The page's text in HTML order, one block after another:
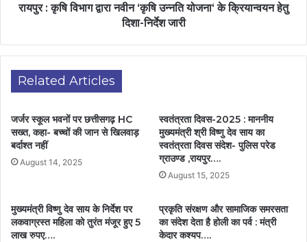
रायपुर : कृषि विभाग द्वारा नवीन ‘कृषि उन्नति योजना‘ के क्रियान्वयन हेतु
दिशा-निर्देश जारी
Related Articles
जर्जर स्कूल भवनों पर छत्तीसगढ़ HC
सख्त, कहा- बच्चों की जान से खिलवाड़
बर्दाश्त नहीं
August 14, 2025
स्वतंत्रता दिवस-2025 : माननीय
मुख्यमंत्री श्री विष्णु देव साय का
स्वतंत्रता दिवस संदेश- पुलिस परेड
ग्राउण्ड ,रायपुर….
August 15, 2025
मुख्यमंत्री विष्णु देव साय के निर्देश पर
लकवाग्रस्त महिला को तुरंत मंजूर हुए 5
लाख रुपए….
प्रकृति संरक्षण और सामाजिक समरसता
का संदेश देता है होली का पर्व : मंत्री
केदार कश्यप….